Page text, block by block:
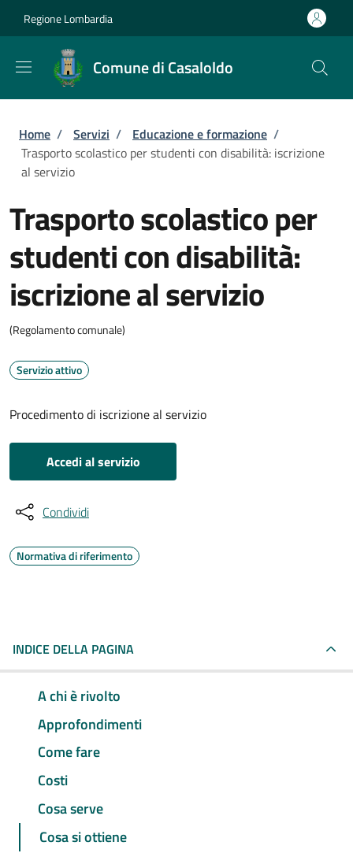
Regione Lombardia
Comune di Casaloldo
Briciole di pane
Home / Servizi / Educazione e formazione /
Trasporto scolastico per studenti con disabilità: iscrizione
al servizio
Trasporto scolastico per
studenti con disabilità:
iscrizione al servizio
(Regolamento comunale)
Servizio attivo
Procedimento di iscrizione al servizio
Accedi al servizio
Condividi
Normativa di riferimento
INDICE DELLA PAGINA
A chi è rivolto
Approfondimenti
Come fare
Costi
Cosa serve
Cosa si ottiene